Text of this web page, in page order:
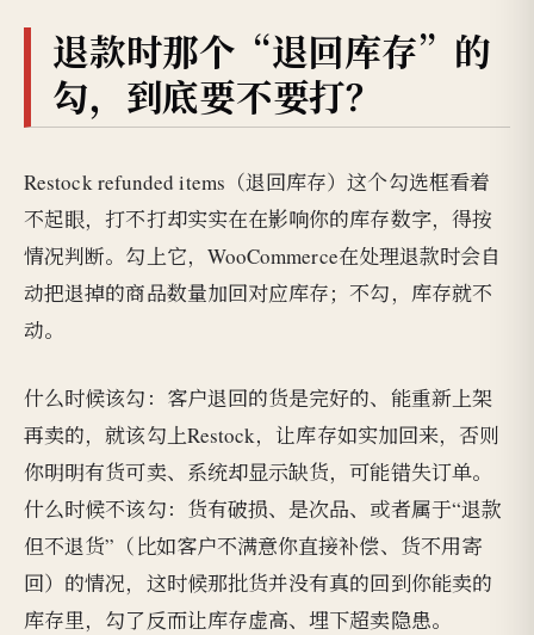
退款时那个“退回库存”的
勾，到底要不要打？
Restock refunded items（退回库存）这个勾选框看着
不起眼，打不打却实实在在影响你的库存数字，得按
情况判断。勾上它，WooCommerce在处理退款时会自
动把退掉的商品数量加回对应库存；不勾，库存就不
动。
什么时候该勾：客户退回的货是完好的、能重新上架
再卖的，就该勾上Restock，让库存如实加回来，否则
你明明有货可卖、系统却显示缺货，可能错失订单。
什么时候不该勾：货有破损、是次品、或者属于“退款
但不退货”（比如客户不满意你直接补偿、货不用寄
回）的情况，这时候那批货并没有真的回到你能卖的
库存里，勾了反而让库存虚高、埋下超卖隐患。